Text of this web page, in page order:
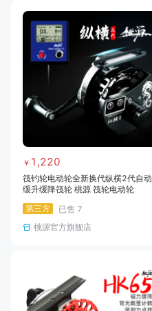
黑坑浮漂 黑坑配件
黑坑饵料 马口竿
路亚装备 海钓竿
￥ 1,220
筏钓轮电动轮全新换代纵横2代自动
缓升缓降筏轮 桃源 筏轮电动轮
第三方
已售 7
桃源官方旗舰店